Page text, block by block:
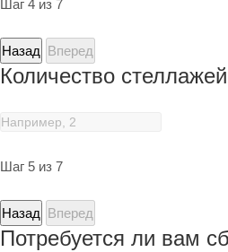
Шаг 4 из 7
Назад Вперед
Количество стеллажей
Шаг 5 из 7
Назад Вперед
Потребуется ли вам